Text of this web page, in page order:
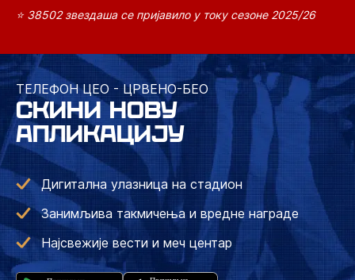
⭐ 38502 звездаша се пријавило у току сезоне 2025/26
ТЕЛЕФОН ЦЕО - ЦРВЕНО-БЕО
СКИНИ НОВУ
АПЛИКАЦИЈУ
Дигитална улазница на стадион
Занимљива такмичења и вредне награде
Најсвежије вести и меч центар